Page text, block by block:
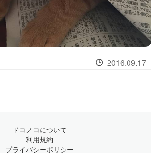
2016.09.17
ドコノコについて
利用規約
プライバシーポリシー